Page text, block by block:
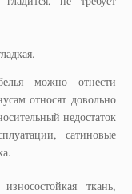
можно отнести
относят довольно
недостаток
сатиновые
ткань,